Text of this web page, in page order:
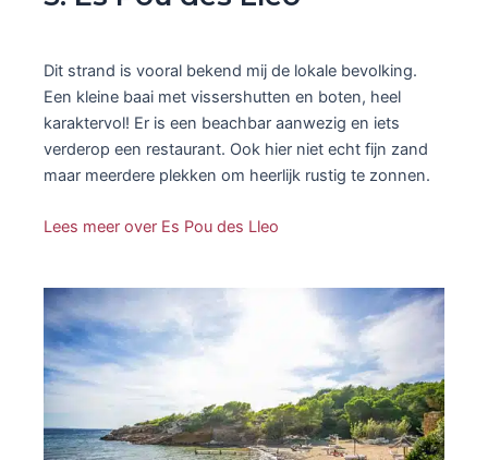
Dit strand is vooral bekend mij de lokale bevolking.
Een kleine baai met vissershutten en boten, heel
karaktervol! Er is een beachbar aanwezig en iets
verderop een restaurant. Ook hier niet echt fijn zand
maar meerdere plekken om heerlijk rustig te zonnen.
Lees meer over Es Pou des Lleo